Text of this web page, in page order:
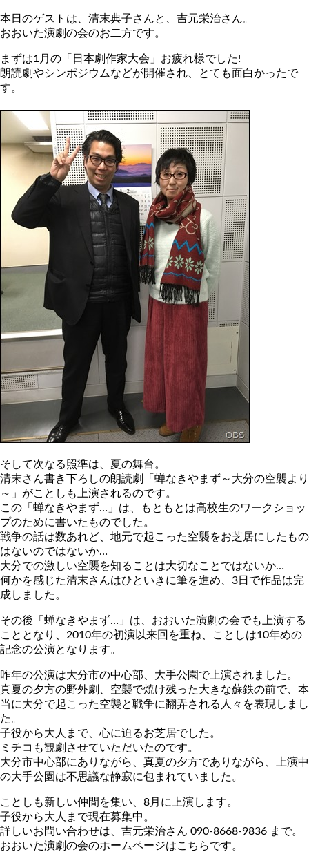
本日のゲストは、清末典子さんと、吉元栄治さん。
おおいた演劇の会のお二方です。
まずは1月の「日本劇作家大会」お疲れ様でした!
朗読劇やシンポジウムなどが開催され、とても面白かったで
す。
そして次なる照準は、夏の舞台。
清末さん書き下ろしの朗読劇「蝉なきやまず～大分の空襲より
～」がことしも上演されるのです。
この「蝉なきやまず…」は、もともとは高校生のワークショッ
プのために書いたものでした。
戦争の話は数あれど、地元で起こった空襲をお芝居にしたもの
はないのではないか…
大分での激しい空襲を知ることは大切なことではないか…
何かを感じた清末さんはひといきに筆を進め、3日で作品は完
成しました。
その後「蝉なきやまず…」は、おおいた演劇の会でも上演する
こととなり、2010年の初演以来回を重ね、ことしは10年めの
記念の公演となります。
昨年の公演は大分市の中心部、大手公園で上演されました。
真夏の夕方の野外劇、空襲で焼け残った大きな蘇鉄の前で、本
当に大分で起こった空襲と戦争に翻弄される人々を表現しまし
た。
子役から大人まで、心に迫るお芝居でした。
ミチコも観劇させていただいたのです。
大分市中心部にありながら、真夏の夕方でありながら、上演中
の大手公園は不思議な静寂に包まれていました。
ことしも新しい仲間を集い、8月に上演します。
子役から大人まで現在募集中。
詳しいお問い合わせは、吉元栄治さん 090-8668-9836 まで。
おおいた演劇の会のホームページはこちらです。